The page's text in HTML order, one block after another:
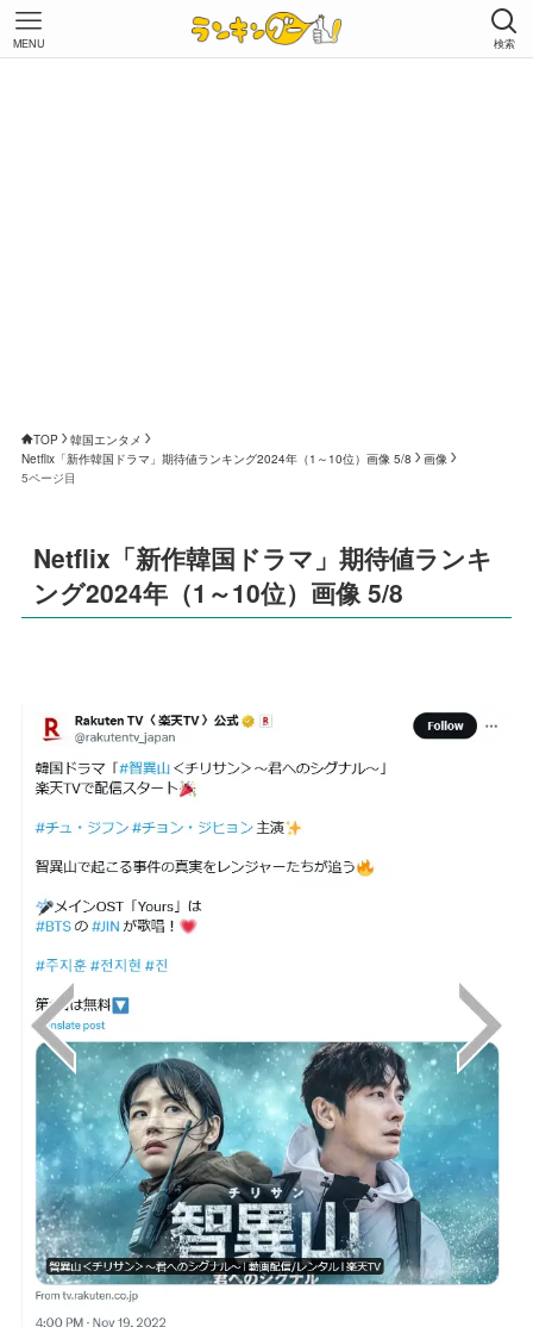
検索
MENU
TOP
韓国エンタメ
Netflix「新作韓国ドラマ」期待値ランキング2024年（1～10位）画像 5/8
画像
5ページ目
Netflix「新作韓国ドラマ」期待値ランキ
ング2024年（1～10位）画像 5/8